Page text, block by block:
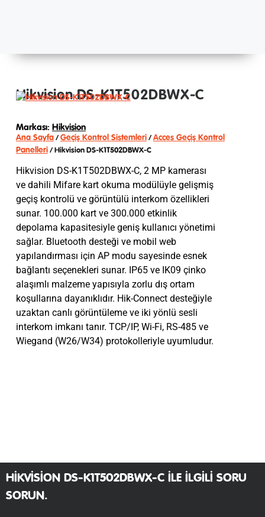
Hikvision DS-K1T502DBWX-C
Markası: Hikvision
Ana Sayfa/Geçiş Kontrol Sistemleri/Acces Geçiş Kontrol
Panelleri/ Hikvision DS-K1T502DBWX-C
Hikvision DS-K1T502DBWX-C, 2 MP kamerası
ve dahili Mifare kart okuma modülüyle gelişmiş
geçiş kontrolü ve görüntülü interkom özellikleri
sunar. 100.000 kart ve 300.000 etkinlik
depolama kapasitesiyle geniş kullanıcı yönetimi
sağlar. Bluetooth desteği ve mobil web
yapılandırması için AP modu sayesinde esnek
bağlantı seçenekleri sunar. IP65 ve IK09 çinko
alaşımlı malzeme yapısıyla zorlu dış ortam
koşullarına dayanıklıdır. Hik-Connect desteğiyle
uzaktan canlı görüntüleme ve iki yönlü sesli
interkom imkanı tanır. TCP/IP, Wi-Fi, RS-485 ve
Wiegand (W26/W34) protokolleriyle uyumludur.
HIKVISION DS-K1T502DBWX-C ILE ILGILI SORU
SORUN.